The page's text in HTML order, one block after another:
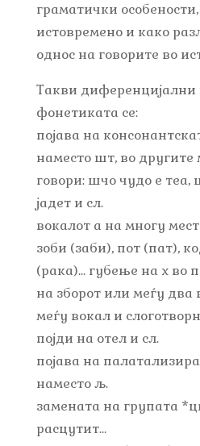
граматички
истовремено и како
однос на говорите во
Такви диференцијални
фонетиката се:
појава на
наместо шт, во другите
говори: шчо чудо е
јадет и сл.
вокалот а на многу
зоби (заби), пот (пат),
(рака)… губење на х во
на зборот или меѓу два
меѓу вокал и
појди на отел и сл.
појава на
наместо љ.
замената на групата
расцутит…